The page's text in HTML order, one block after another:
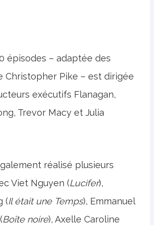
épisodes – adaptée des
Christopher Pike – est dirigée
exécutifs Flanagan,
Trevor Macy et Julia
réalisé plusieurs
Viet Nguyen (Lucifer),
(Il était une Temps), Emmanuel
Boîte noire), Axelle Caroline